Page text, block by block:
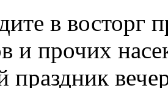
в восторг
и прочих
праздник